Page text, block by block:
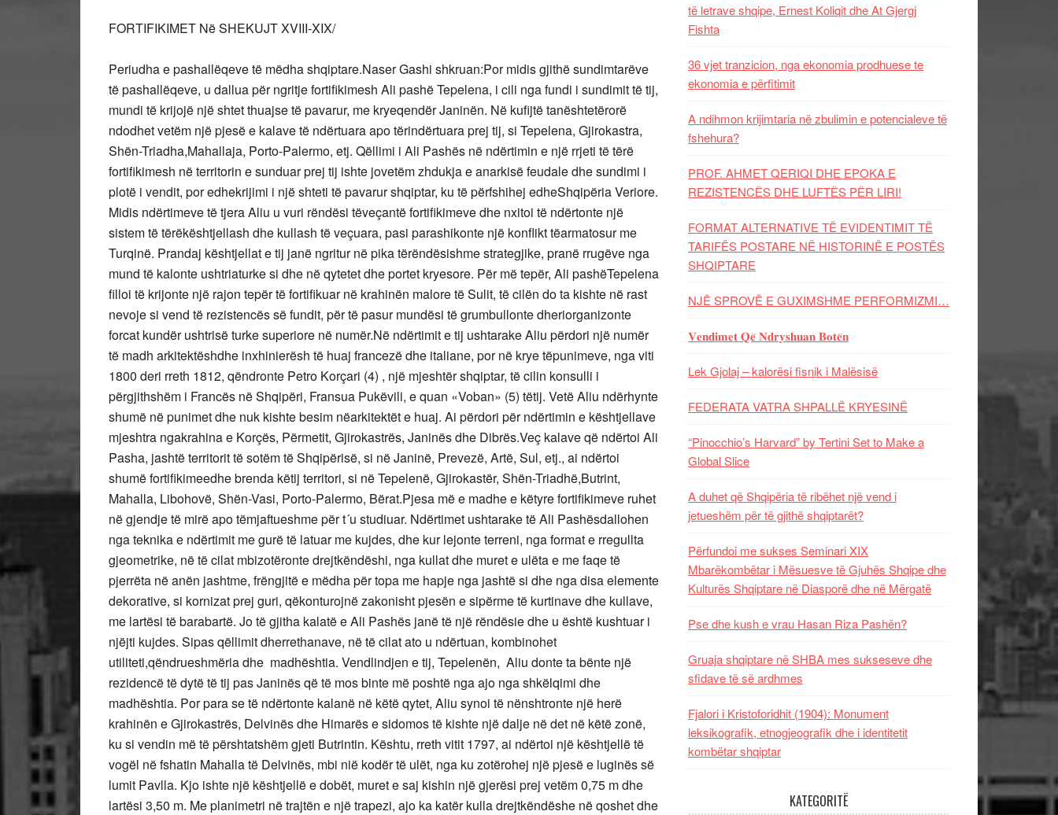
FORTIFIKIMET Në SHEKUJT XVIII-XIX/
Periudha e pashallëqeve të mëdha shqiptare.Naser Gashi shkruan:Por midis gjithë sundimtarëve
të pashallëqeve, u dallua për ngritje fortifikimesh Ali pashë Tepelena, i cili nga fundi i sundimit të tij,
mundi të krijojë një shtet thuajse të pavarur, me kryeqendër Janinën. Në kufijtë tanështetërorë
ndodhet vetëm një pjesë e kalave të ndërtuara apo tërindërtuara prej tij, si Tepelena, Gjirokastra,
Shën-Triadha,Mahallaja, Porto-Palermo, etj. Qëllimi i Ali Pashës në ndërtimin e një rrjeti të tërë
fortifikimesh në territorin e sunduar prej tij ishte jovetëm zhdukja e anarkisë feudale dhe sundimi i
plotë i vendit, por edhekrijimi i një shteti të pavarur shqiptar, ku të përfshihej edheShqipëria Veriore.
Midis ndërtimeve të tjera Aliu u vuri rëndësi tëveçantë fortifikimeve dhe nxitoi të ndërtonte një
sistem të tërëkështjellash dhe kullash të veçuara, pasi parashikonte një konflikt tëarmatosur me
Turqinë. Prandaj kështjellat e tij janë ngritur në pika tërëndësishme strategjike, pranë rrugëve nga
mund të kalonte ushtriaturke si dhe në qytetet dhe portet kryesore. Për më tepër, Ali pashëTepelena
filloi të krijonte një rajon tepër të fortifikuar në krahinën malore të Sulit, të cilën do ta kishte në rast
nevoje si vend të rezistencës së fundit, për të pasur mundësi të grumbullonte dheriorganizonte
forcat kundër ushtrisë turke superiore në numër.Në ndërtimit e tij ushtarake Aliu përdori një numër
të madh arkitektëshdhe inxhinierësh të huaj francezë dhe italiane, por në krye tëpunimeve, nga viti
1800 deri rreth 1812, qëndronte Petro Korçari (4) , një mjeshtër shqiptar, të cilin konsulli i
përgjithshëm i Francës në Shqipëri, Fransua Pukëvili, e quan «Voban» (5) tëtij. Vetë Aliu ndërhynte
shumë në punimet dhe nuk kishte besim nëarkitektët e huaj. Ai përdori për ndërtimin e kështjellave
mjeshtra ngakrahina e Korçës, Përmetit, Gjirokastrës, Janinës dhe Dibrës.Veç kalave që ndërtoi Ali
Pasha, jashtë territorit të sotëm të Shqipërisë, si në Janinë, Prevezë, Artë, Sul, etj., ai ndërtoi
shumë fortifikimeedhe brenda këtij territori, si në Tepelenë, Gjirokastër, Shën-Triadhë,Butrint,
Mahalla, Libohovë, Shën-Vasi, Porto-Palermo, Bërat.Pjesa më e madhe e këtyre fortifikimeve ruhet
në gjendje të mirë apo tëmjaftueshme për t´u studiuar. Ndërtimet ushtarake të Ali Pashësdallohen
nga teknika e ndërtimit me gurë të latuar me kujdes, dhe kur lejonte terreni, nga format e rregullta
gjeometrike, në të cilat mbizotëronte drejtkëndëshi, nga kullat dhe muret e ulëta e me faqe të
pjerrëta në anën jashtme, frëngjitë e mëdha për topa me hapje nga jashtë si dhe nga disa elemente
dekorative, si kornizat prej guri, qëkonturojnë zakonisht pjesën e sipërme të kurtinave dhe kullave,
me lartësi të barabartë. Jo të gjitha kalatë e Ali Pashës janë të një rëndësie dhe u është kushtuar i
njëjti kujdes. Sipas qëllimit dherrethanave, në të cilat ato u ndërtuan, kombinohet
utiliteti,qëndrueshmëria dhe madhështia. Vendlindjen e tij, Tepelenën, Aliu donte ta bënte një
rezidencë të dytë të tij pas Janinës që të mos binte më poshtë nga ajo nga shkëlqimi dhe
madhështia. Por para se të ndërtonte kalanë në këtë qytet, Aliu synoi të nënshtronte një herë
krahinën e Gjirokastrës, Delvinës dhe Himarës e sidomos të kishte një dalje në det në këtë zonë,
ku si vendin më të përshtatshëm gjeti Butrintin. Kështu, rreth vitit 1797, ai ndërtoi një kështjellë të
vogël në fshatin Mahalla të Delvinës, mbi nië kodër të ulët, nga ku zotërohej një pjesë e luginës së
lumit Pavlla. Kjo ishte një kështjellë e dobët, muret e saj kishin një gjerësi prej vetëm 0,75 m dhe
lartësi 3,50 m. Me planimetri në trajtën e një trapezi, ajo ka katër kulla drejtkëndëshe në qoshet dhe
të letrave shqipe, Ernest Koliqit dhe At Gjergj
Fishta
36 vjet tranzicion, nga ekonomia prodhuese te
ekonomia e përfitimit
A ndihmon krijimtaria në zbulimin e potencialeve të
fshehura?
PROF. AHMET QERIQI DHE EPOKA E
REZISTENCЁS DHE LUFTЁS PЁR LIRI!
FORMAT ALTERNATIVE TË EVIDENTIMIT TË
TARIFËS POSTARE NË HISTORINË E POSTËS
SHQIPTARE
NJË SPROVË E GUXIMSHME PERFORMIZMI…
𝐕𝐞𝐧𝐝𝐢𝐦𝐞𝐭 𝐐𝐞̈ 𝐍𝐝𝐫𝐲𝐬𝐡𝐮𝐚𝐧 𝐁𝐨𝐭𝐞̈𝐧
Lek Gjolaj – kalorësi fisnik i Malësisë
FEDERATA VATRA SHPALLË KRYESINË
“Pinocchio’s Harvard” by Tertini Set to Make a
Global Slice
A duhet që Shqipëria të ribëhet një vend i
jetueshëm për të gjithë shqiptarët?
Përfundoi me sukses Seminari XIX
Mbarëkombëtar i Mësuesve të Gjuhës Shqipe dhe
Kulturës Shqiptare në Diasporë dhe në Mërgatë
Pse dhe kush e vrau Hasan Riza Pashën?
Gruaja shqiptare në SHBA mes sukseseve dhe
sfidave të së ardhmes
Fjalori i Kristoforidhit (1904): Monument
leksikografik, etnogjeografik dhe i identitetit
kombëtar shqiptar
KATEGORITË